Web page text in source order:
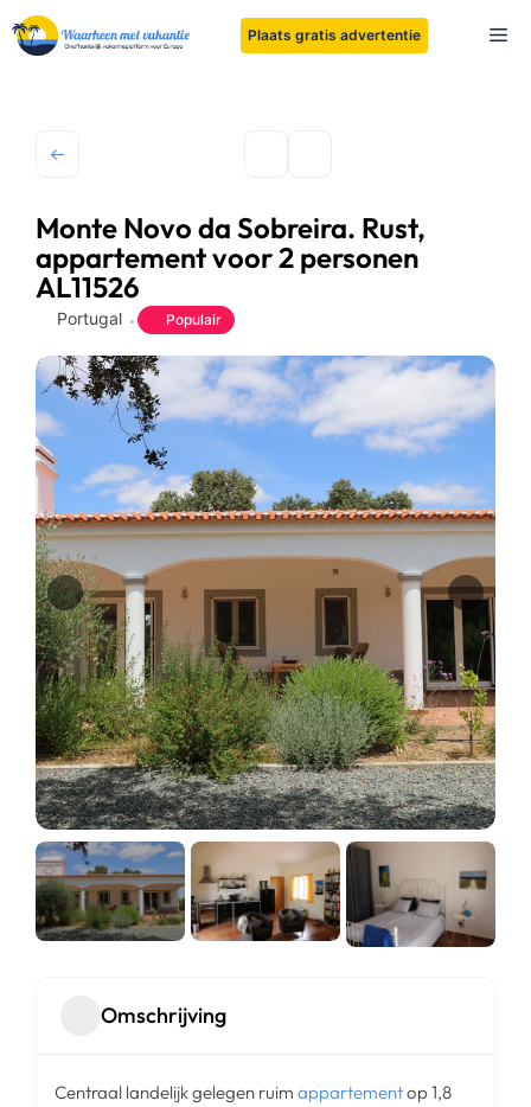
Ga
naar
Plaats gratis advertentie
Monte Novo da Sobreira. Rust,
appartement voor 2 personen
AL11526
Portugal Populair
Omschrijving
Centraal landelijk gelegen ruim appartementop 1,8